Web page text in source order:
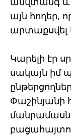
այն հողեր,
արտաքսվել
Կարելի էր
սակայն իմ
Փաշինյանի